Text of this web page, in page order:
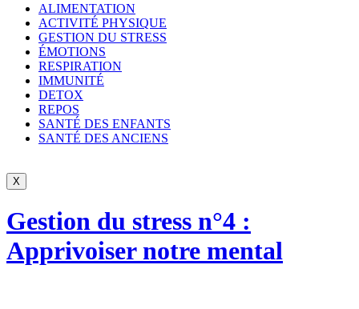
ALIMENTATION
ACTIVITÉ PHYSIQUE
GESTION DU STRESS
ÉMOTIONS
RESPIRATION
IMMUNITÉ
DETOX
REPOS
SANTÉ DES ENFANTS
SANTÉ DES ANCIENS
X
Gestion du stress n°4 :
Apprivoiser notre mental